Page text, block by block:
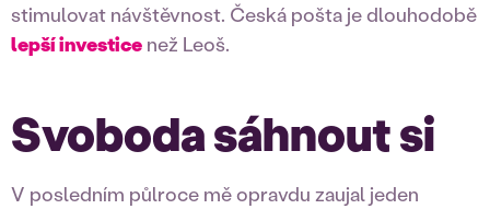
stimulovat návštěvnost. Česká pošta je dlouhodobě
lepší investice než Leoš.
Svoboda sáhnout si
V posledním půlroce mě opravdu zaujal jeden